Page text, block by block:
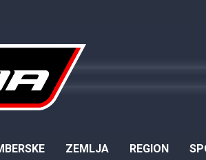
ZEMLJA REGION